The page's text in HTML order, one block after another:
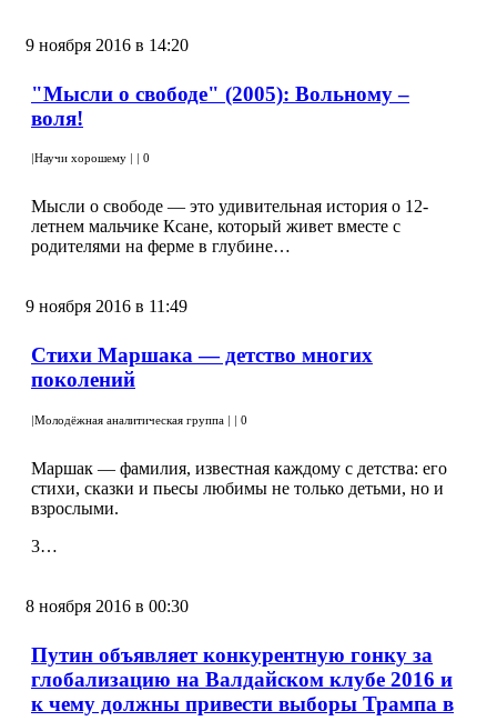
9 ноября 2016 в 14:20
"Мысли о свободе" (2005): Вольному –
воля!
Научи хорошему 0
Мысли о свободе — это удивительная история о 12-
летнем мальчике Ксане, который живет вместе с
родителями на ферме в глубине…
9 ноября 2016 в 11:49
Стихи Маршака — детство многих
поколений
|Молодёжная аналитическая группа | | 0
Маршак — фамилия, известная каждому с детства: его
стихи, сказки и пьесы любимы не только детьми, но и
взрослыми.
3…
8 ноября 2016 в 00:30
Путин объявляет конкурентную гонку за
глобализацию на Валдайском клубе 2016 и
к чему должны привести выборы Трампа в